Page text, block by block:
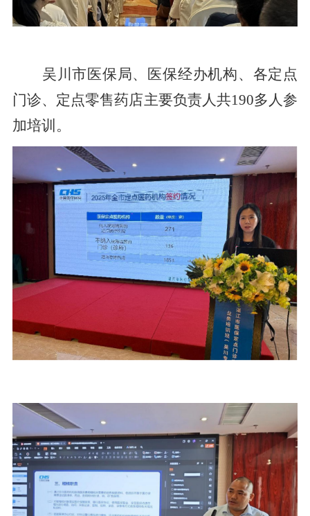
吴川市医保局、医保经办机构、各定点
门诊、定点零售药店主要负责人共190多人参
加培训。